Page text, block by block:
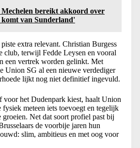
bereikt akkoord over
van Sunderland'
extra relevant. Christian Burgess
club, terwijl Fedde Leysen en vooral
een vertrek worden gelinkt. Met
Union SG al een nieuwe verdediger
lijkt nog niet definitief ingevuld.
het Dudenpark kiest, haalt Union
fysiek meteen iets toevoegt en tegelijk
groeien. Net dat soort profiel past bij
de voorbije jaren hun
slim, ambitieus en met oog voor